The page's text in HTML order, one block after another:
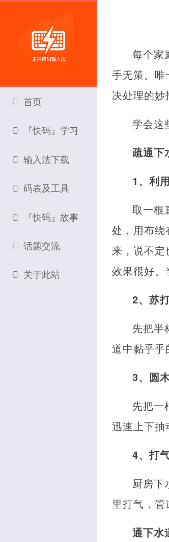
每个家
手无策。
决处理的妙
学会这
疏通下
1、利
取一根
处，用布
来，说不
效果很好
2、苏
先把半
道中黏乎乎
3、圆
先把一
迅速上下抽
4、打
厨房下
里打气，管
通下水
首页
『快码』学习
输入法下载
码表及工具
『快码』故事
话题交流
关于此站